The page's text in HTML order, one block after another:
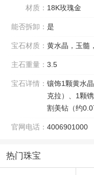
材质： 18K玫瑰金
能否拆卸： 是
宝石材质： 黄水晶，玉髓
主石重量： 3.5
宝石详情： 镶饰1颗黄水
克拉）、1颗
割美钻（约
官网电话： 4006901000
热门珠宝